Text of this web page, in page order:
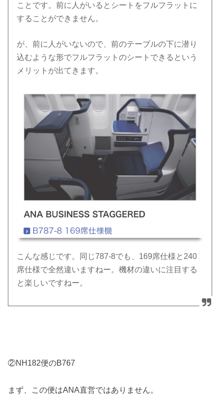
ことです。前に人がいるとシートをフルフラットに
することができません。
が、前に人がいないので、前のテーブルの下に潜り
込むような形でフルフラットのシートできるという
メリットが出てきます。
こんな感じです。同じ787-8でも、169席仕様と240
席仕様で全然違いますねー。機材の違いに注目する
と楽しいですねー。
②NH182便のB767
まず、この便はANA直営ではありません。